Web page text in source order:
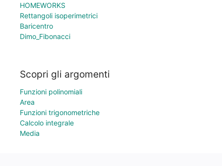
HOMEWORKS
Rettangoli isoperimetrici
Baricentro
Dimo_Fibonacci
Scopri gli argomenti
Funzioni polinomiali
Area
Funzioni trigonometriche
Calcolo integrale
Media